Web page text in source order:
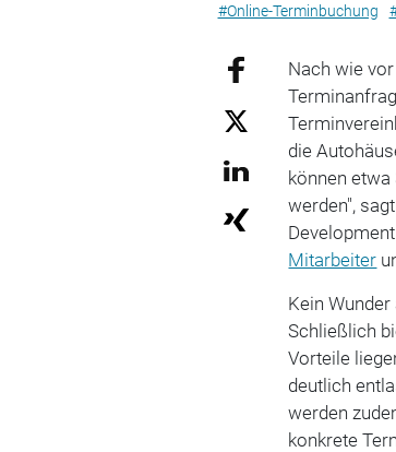
#Online-Terminbuchung
Nach wie
die
können
werden",
Mitarbeiter
Kein
Schließlich
Vorteile
deutlich
werden
konkrete